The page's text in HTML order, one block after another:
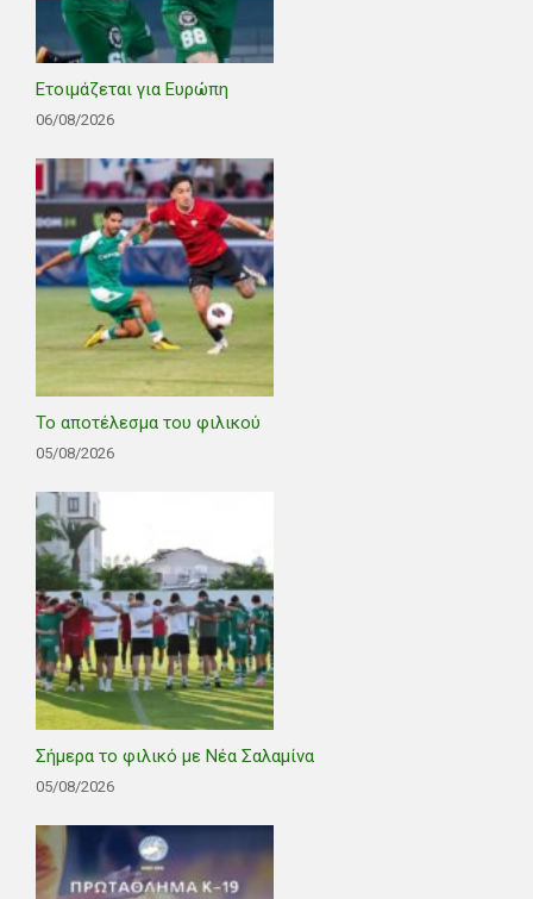
Ετοιμάζεται για Ευρώπη
06/08/2026
Το αποτέλεσμα του φιλικού
05/08/2026
Σήμερα το φιλικό με Νέα Σαλαμίνα
05/08/2026